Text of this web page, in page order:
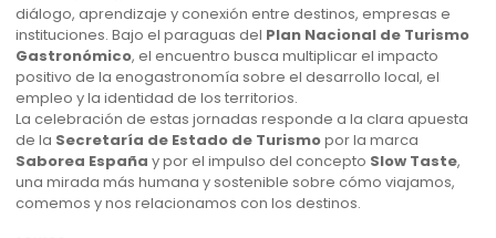
diálogo, aprendizaje y conexión entre destinos, empresas e
instituciones. Bajo el paraguas del Plan Nacional de Turismo
Gastronómico, el encuentro busca multiplicar el impacto
positivo de la enogastronomía sobre el desarrollo local, el
empleo y la identidad de los territorios.
La celebración de estas jornadas responde a la clara apuesta
de la Secretaría de Estado de Turismopor la marca
Saborea España y por el impulso del concepto Slow Taste,
una mirada más humana y sostenible sobre cómo viajamos,
comemos y nos relacionamos con los destinos.